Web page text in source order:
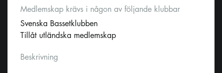
Medlemskap krävs i någon av följande klubbar
Svenska Bassetklubben
Tillåt utländska medlemskap
Beskrivning